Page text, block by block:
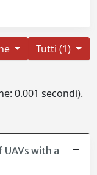
Tutti (1)
0.001 secondi).
with a